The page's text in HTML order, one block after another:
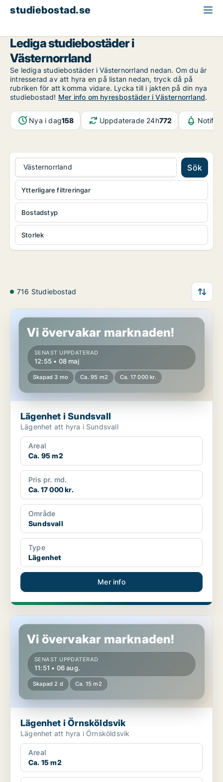
studiebostad.se
Lediga studiebostäder i
Västernorrland
Se lediga studiebostäder i Västernorrland nedan. Om du är
intresserad av att hyra en på listan nedan, tryck då på
rubriken för att komma vidare. Lycka till i jakten på din nya
studiebostad! Mer info om hyresbostäder i Västernorrland.
Nya i dag158 Uppdaterade 24h772
Västernorrland Sök
Bostadstyp
Storlek
Ytterligare filtreringar
716 Studiebostad
Lägenhet i Sundsvall
Vi övervakar marknaden!
SENAST UPPDATERAD
12:55 • 08 maj
Skapad 3 mo Ca. 95 m2 Ca. 17 000 kr.
Lägenhet i Sundsvall
Lägenhet att hyra i Sundsvall
Areal
Ca. 95 m2
Pris pr. md.
Ca. 17 000 kr.
Område
Sundsvall
Type
Lägenhet
Mer info
Lägenhet i Örnsköldsvik
Vi övervakar marknaden!
SENAST UPPDATERAD
11:51 • 06 aug.
Skapad 2 d Ca. 15 m2
Lägenhet i Örnsköldsvik
Lägenhet att hyra i Örnsköldsvik
Areal
Ca. 15 m2